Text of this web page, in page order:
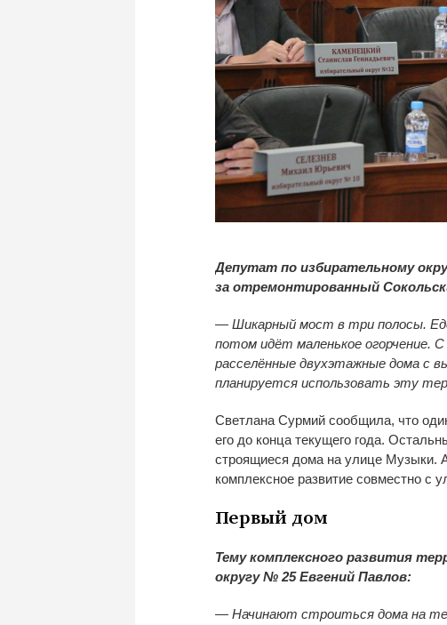
Депутат по избирательному
за отремонтированный
— Шикарный мост в три полосы.
потом идёт маленькое огорчение.
расселённые двухэтажные дома с
планируется использовать эту
Светлана Сурмий сообщила, что
его до конца текущего года.
строящиеся дома на улице Музыки.
комплексное развитие совместно с
Первый дом
Тему комплексного развития
округу № 25 Евгений Павлов:
— Начинают строиться дома на